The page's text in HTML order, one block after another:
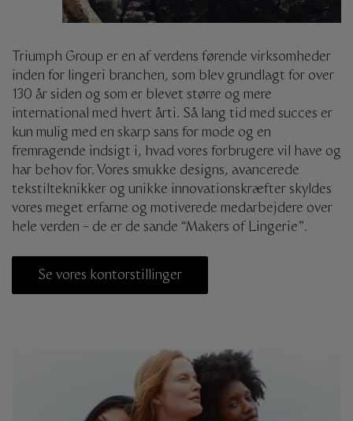
Triumph Group er en af ​​verdens førende virksomheder
inden for lingeri branchen, som blev grundlagt for over
130 år siden og som er blevet større og mere
international med hvert årti. Så lang tid med succes er
kun mulig med en skarp sans for mode og en
fremragende indsigt i, hvad vores forbrugere vil have og
har behov for. Vores smukke designs, avancerede
tekstilteknikker og unikke innovationskræfter skyldes
vores meget erfarne og motiverede medarbejdere over
hele verden – de er de sande “Makers of Lingerie”.
Se vores kontorstillinger